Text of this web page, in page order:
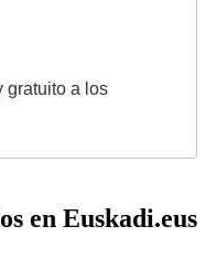
gratuito a los
en Euskadi.eus